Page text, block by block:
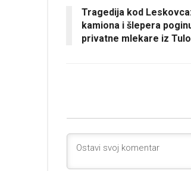
Tragedija kod
kamiona i šlepera
privatne mlekare iz